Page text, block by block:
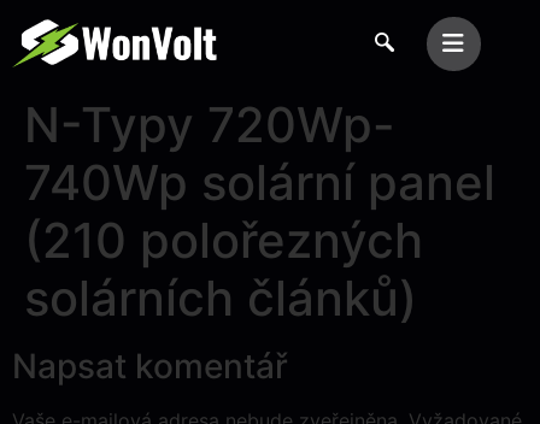
N-Typy 720Wp-
740Wp solární panel
(210 polořezných
solárních článků)
Napsat komentář